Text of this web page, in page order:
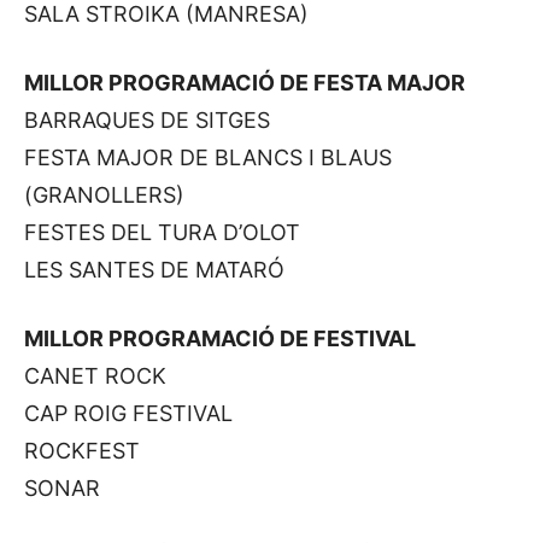
SALA STROIKA (MANRESA)
MILLOR PROGRAMACIÓ DE FESTA MAJOR
BARRAQUES DE SITGES
FESTA MAJOR DE BLANCS I BLAUS
(GRANOLLERS)
FESTES DEL TURA D’OLOT
LES SANTES DE MATARÓ
MILLOR PROGRAMACIÓ DE FESTIVAL
CANET ROCK
CAP ROIG FESTIVAL
ROCKFEST
SONAR